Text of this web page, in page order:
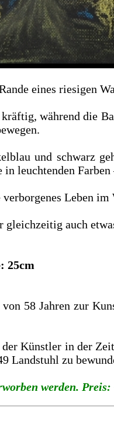
eines riesigen
während die
und schwarz
in leuchtenden
Leben
auch
25cm
58 Jahren zur
der Künstler in der
Landstuhl zu
werden. Preis: